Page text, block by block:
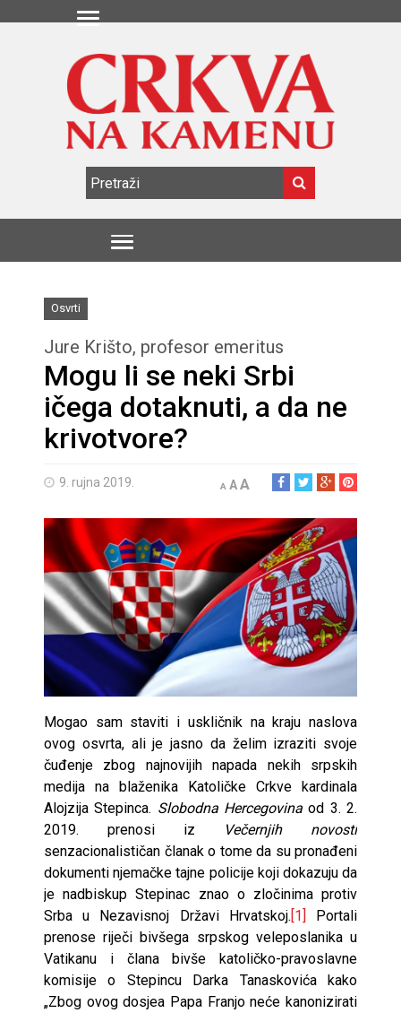
Osvrti
Jure Krišto, profesor emeritus
Mogu li se neki Srbi
ičega dotaknuti, a da ne
krivotvore?
9. rujna 2019. A AA
Mogao sam staviti i uskličnik na kraju naslova
ovog osvrta, ali je jasno da želim izraziti svoje
čuđenje zbog najnovijih napada nekih srpskih
medija na blaženika Katoličke Crkve kardinala
Alojzija Stepinca. Slobodna Hercegovina od 3. 2.
2019. prenosi iz
Večernjih novosti
senzacionalističan članak o tome da su pronađeni
dokumenti njemačke tajne policije koji dokazuju da
je nadbiskup Stepinac znao o zločinima protiv
Srba u Nezavisnoj Državi Hrvatskoj.[1] Portali
prenose riječi bivšega srpskog veleposlanika u
Vatikanu i člana bivše katoličko-pravoslavne
komisije o Stepincu Darka Tanaskovića kako
„Zbog ovog dosjea Papa Franjo neće kanonizirati